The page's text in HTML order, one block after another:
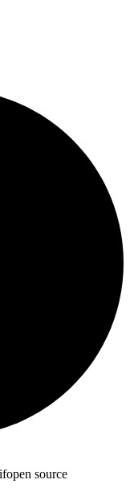
open source